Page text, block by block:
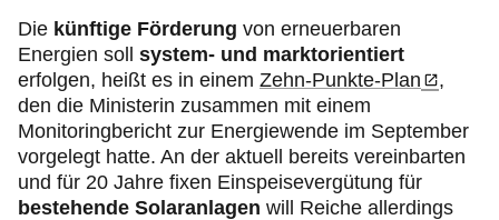
Die künftige Förderung von erneuerbaren
Energien soll system- und marktorientiert
erfolgen, heißt es in einem Zehn-Punkte-Plan
,
den die Ministerin zusammen mit einem
Monitoringbericht zur Energiewende im September
vorgelegt hatte. An der aktuell bereits vereinbarten
und für 20 Jahre fixen Einspeisevergütung für
bestehende Solaranlagen will Reiche allerdings